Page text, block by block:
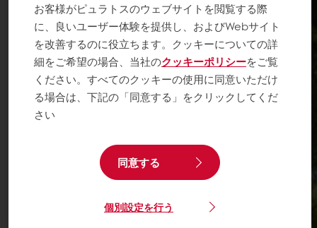
お客様がピュラトスのウェブサイトを閲覧する際
に、良いユーザー体験を提供し、およびWebサイト
を改善するのに役立ちます。クッキーについての詳
細をご希望の場合、当社のクッキーポリシーをご覧
ください。すべてのクッキーの使用に同意いただけ
る場合は、下記の「同意する」をクリックしてくだ
さい
同意する
個別設定を行う